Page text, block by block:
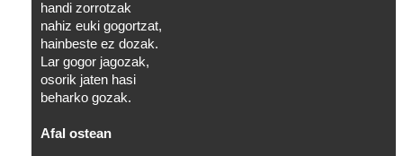
handi zorrotzak
nahiz euki gogortzat,
hainbeste ez dozak.
Lar gogor jagozak,
osorik jaten hasi
beharko gozak.
Afal ostean